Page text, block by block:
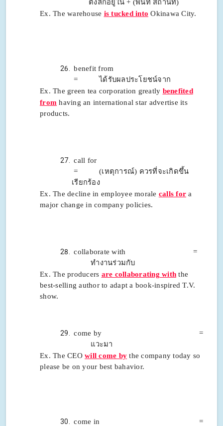
ตั้งลึกอยู่ใน + (พื้นที่ สถานที่)
Ex. The warehouse is tucked into Okinawa City.
benefit from
= ได้รับผลประโยชน์จาก
Ex. The green tea corporation greatly benefited
from having an international star advertise its
products.
call for
= (เหตุการณ์) ควรที่จะเกิดขึ้น
เรียกร้อง
Ex. The decline in employee morale calls for a
major change in company policies.
collaborate with =
ทำงานร่วมกับ
Ex. The producers are collaborating with the
best-selling author to adapt a book-inspired T.V.
show.
come by =
แวะมา
Ex. The CEO will come by the company today so
please be on your best bahavior.
come in =